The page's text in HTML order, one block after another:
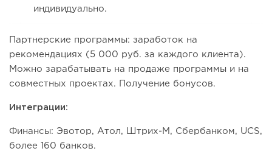
индивидуально.
Партнерские программы: заработок на
рекомендациях (5 000 руб. за каждого клиента).
Можно зарабатывать на продаже программы и на
совместных проектах. Получение бонусов.
Интеграции:
Финансы: Эвотор, Атол, Штрих-М, Сбербанком, UCS,
более 160 банков.